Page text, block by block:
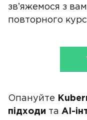
звʼяжемося з
повторного
Опануйте
підходи та AI-